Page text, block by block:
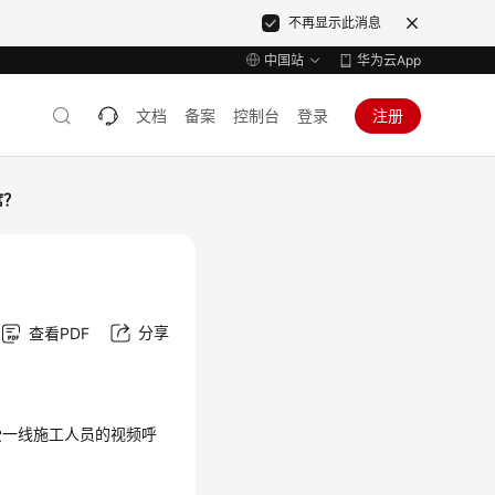
不再显示此消息
中国站 华为云App
文档 备案 控制台 登录 注册
查看PDF 分享
线施工人员的视频呼